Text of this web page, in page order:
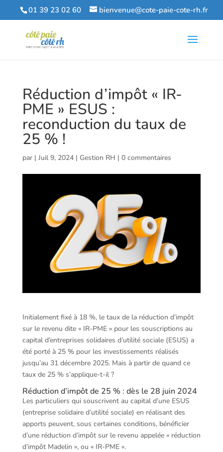
01 39 23 02 60 bienvenue@cote-paie-cote-rh.fr
Réduction d’impôt « IR-
PME » ESUS :
reconduction du taux de
25 % !
par | Juil 9, 2024| Gestion RH | 0 commentaires
Initialement fixé à 18 %, le taux de la réduction d’impôt
sur le revenu dite « IR-PME » pour les souscriptions au
capital d’entreprises solidaires d’utilité sociale (ESUS) a
été porté à 25 % pour les investissements réalisés
jusqu’au 31 décembre 2025. Mais à partir de quand ce
taux de 25 % s’applique-t-il ?
Réduction d’impôt de 25 % : dès le 28 juin 2024
Les particuliers qui souscrivent au capital d’une ESUS
(entreprise solidaire d’utilité sociale) en réalisant des
apports peuvent, sous certaines conditions, bénéficier
d’une réduction d’impôt sur le revenu appelée « réduction
d’impôt Madelin », ou « IR-PME ».